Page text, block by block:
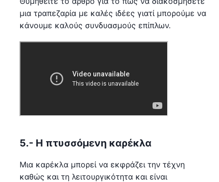
μια τραπεζαρία με καλές ιδέες γιατί μπορούμε να
κάνουμε καλούς συνδυασμούς επίπλων.
5.- Η πτυσσόμενη καρέκλα
Μια καρέκλα μπορεί να εκφράζει την τέχνη
καθώς και τη λειτουργικότητα και είναι